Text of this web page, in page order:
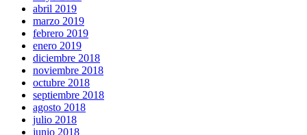
abril 2019
marzo 2019
febrero 2019
enero 2019
diciembre 2018
noviembre 2018
octubre 2018
septiembre 2018
agosto 2018
julio 2018
junio 2018